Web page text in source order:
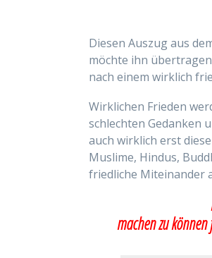
Diesen Auszug aus
möchte ihn
nach einem wirklich
Wirklichen Frieden
schlechten Gedanken
auch wirklich erst
Muslime, Hindus,
friedliche Miteinander
machen zu